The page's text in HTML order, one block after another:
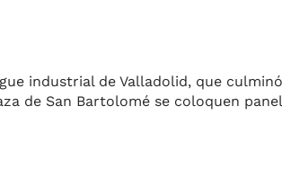
industrial de Valladolid, que
de San Bartolomé se coloquen